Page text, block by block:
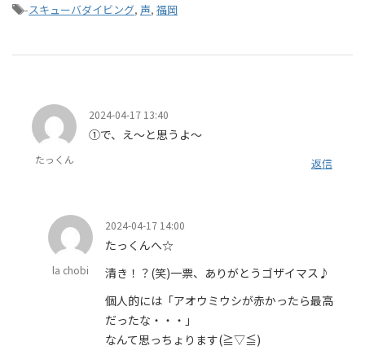
-スキューバダイビング, 声, 福岡
たっくん
2024-04-17 13:40
①で、え〜と思うよ〜
返信
la chobi
2024-04-17 14:00
たっくんへ☆
清き！？(笑)一票、ありがとうゴザイマス♪
個人的には「アオウミウシが赤かったら最高
だったな・・・」
なんて思っちょります(≧▽≦)